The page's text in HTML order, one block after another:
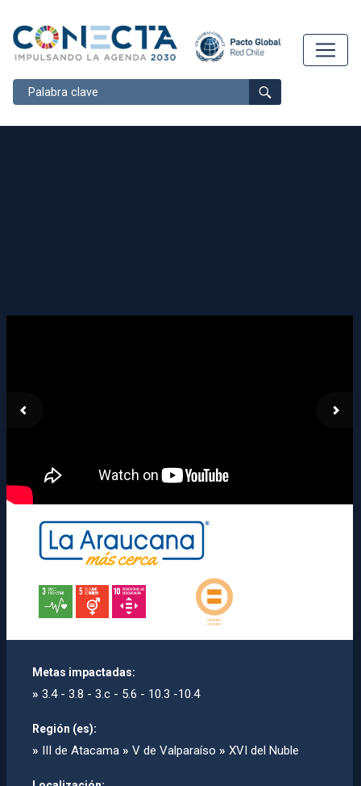
Buscar
Metas impactadas:
» 3.4 - 3.8 - 3.c - 5.6 - 10.3 -10.4
Región (es):
» III de Atacama » V de Valparaíso » XVI del Nuble